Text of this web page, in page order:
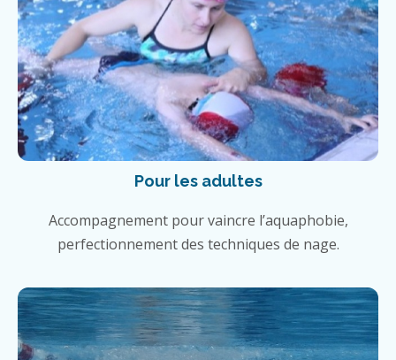
Pour les adultes
Accompagnement pour vaincre l’aquaphobie,
perfectionnement des techniques de nage.